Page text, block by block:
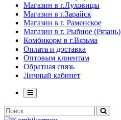
Магазин в г.Луховицы
Магазин в г.Зарайск
Магазин в г. Раменское
Магазин в г. Рыбное (Рязань)
Комбикорм в г.Вязьма
Оплата и доставка
Оптовым клиентам
Обратная связь
Личный кабинет